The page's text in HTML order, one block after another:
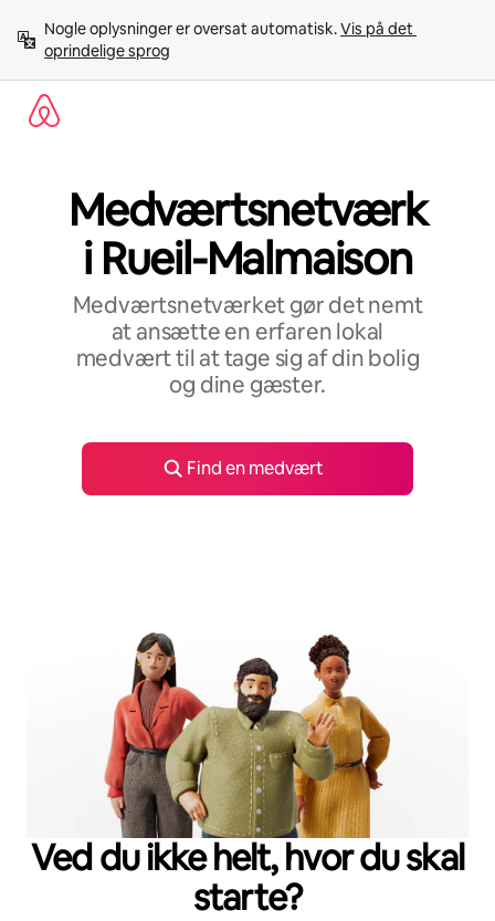
videre
indhold
Nogle oplysninger er oversat automatisk. Vis på det
oprindelige sprog
Medværtsnetværk
i Rueil-Malmaison
Medværtsnetværket gør det nemt
at ansætte en erfaren lokal
medvært til at tage sig af din bolig
og dine gæster.
Find en medvært
Ved du ikke helt, hvor du skal
starte?